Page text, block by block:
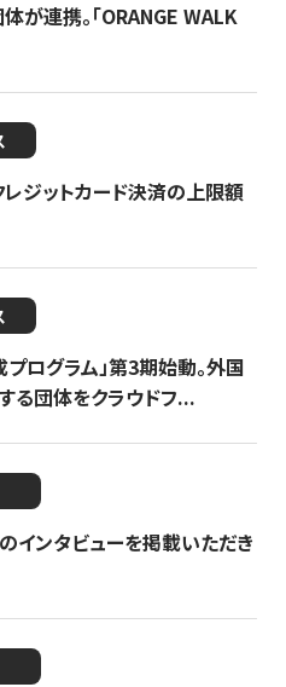
が連携。「ORANGE WALK
ジットカード決済の上限額
ログラム」第3期始動。外国
る団体をクラウドフ...
インタビューを掲載いただき